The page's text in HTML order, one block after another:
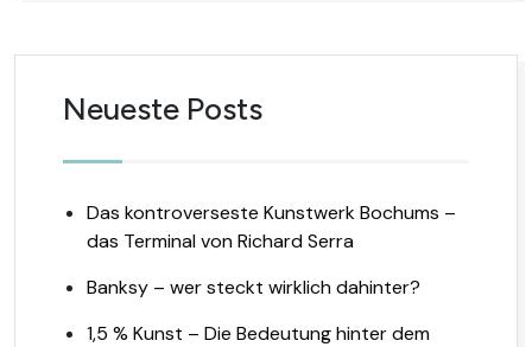
Neueste Posts
Das kontroverseste Kunstwerk Bochums –
das Terminal von Richard Serra
Banksy – wer steckt wirklich dahinter?
1,5 % Kunst – Die Bedeutung hinter dem